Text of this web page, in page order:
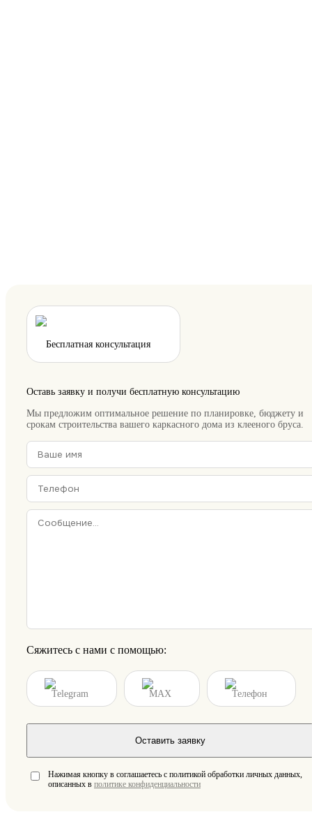
Бесплатная консультация
Оставь заявку и получи бесплатную консультацию
Мы предложим оптимальное решение по планировке, бюджету и
срокам строительства вашего каркасного дома из клееного бруса.
Сяжитесь с нами с помощью:
Telegram MAX Телефон
Оставить заявку
Нажимая кнопку в соглашаетесь с политикой обработки личных данных,
описанных в политике конфиденциальности